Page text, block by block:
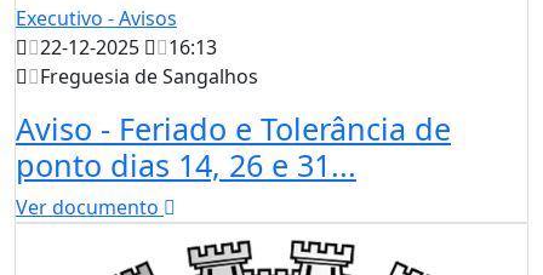
Executivo - Avisos
22-12-2025
16:13
Freguesia de Sangalhos
Aviso - Feriado e Tolerância de
ponto dias 14, 26 e 31...
Ver documento